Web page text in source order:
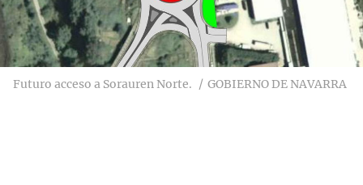
Futuro acceso a Sorauren Norte. GOBIERNO DE NAVARRA